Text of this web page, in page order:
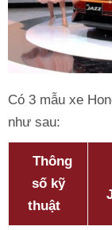
Có 3 mẫu xe
như sau:
Thông
số kỹ
thuật